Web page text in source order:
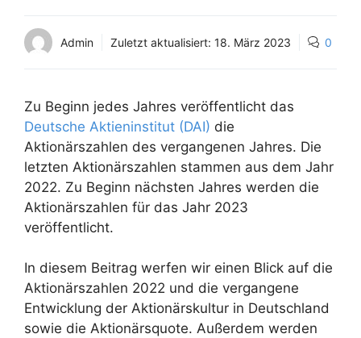
Admin Zuletzt aktualisiert: 18. März 2023 0
Zu Beginn jedes Jahres veröffentlicht das
Deutsche Aktieninstitut (DAI) die
Aktionärszahlen des vergangenen Jahres. Die
letzten Aktionärszahlen stammen aus dem Jahr
2022. Zu Beginn nächsten Jahres werden die
Aktionärszahlen für das Jahr 2023
veröffentlicht.
In diesem Beitrag werfen wir einen Blick auf die
Aktionärszahlen 2022 und die vergangene
Entwicklung der Aktionärskultur in Deutschland
sowie die Aktionärsquote. Außerdem werden